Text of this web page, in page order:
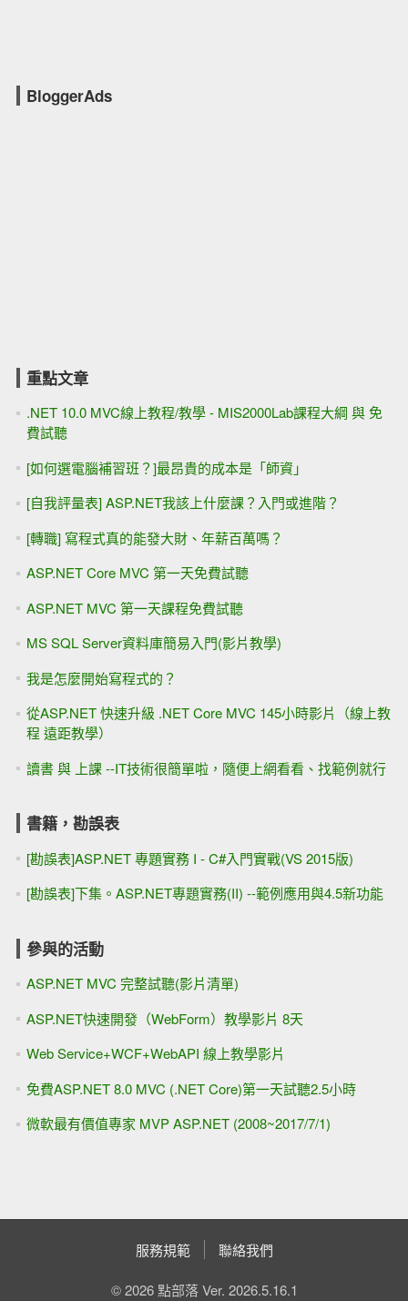
BloggerAds
重點文章
.NET 10.0 MVC線上教程/教學 - MIS2000Lab課程大綱 與 免
費試聽
[如何選電腦補習班？]最昂貴的成本是「師資」
[自我評量表] ASP.NET我該上什麼課？入門或進階？
[轉職] 寫程式真的能發大財、年薪百萬嗎？
ASP.NET Core MVC 第一天免費試聽
ASP.NET MVC 第一天課程免費試聽
MS SQL Server資料庫簡易入門(影片教學)
我是怎麼開始寫程式的？
從ASP.NET 快速升級 .NET Core MVC 145小時影片（線上教
程 遠距教學）
讀書 與 上課 --IT技術很簡單啦，隨便上網看看、找範例就行
書籍，勘誤表
[勘誤表]ASP.NET 專題實務 I - C#入門實戰(VS 2015版)
[勘誤表]下集。ASP.NET專題實務(II) --範例應用與4.5新功能
參與的活動
ASP.NET MVC 完整試聽(影片清單)
ASP.NET快速開發（WebForm）教學影片 8天
Web Service+WCF+WebAPI 線上教學影片
免費ASP.NET 8.0 MVC (.NET Core)第一天試聽2.5小時
微軟最有價值專家 MVP ASP.NET (2008~2017/7/1)
服務規範 聯絡我們
© 2026 點部落 Ver. 2026.5.16.1